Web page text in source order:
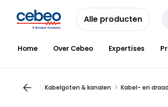
naar
navigatie
naar
inhoud
Alle producten
Home Over Cebeo Expertises
Kabelgoten & kanalen Kabel- en